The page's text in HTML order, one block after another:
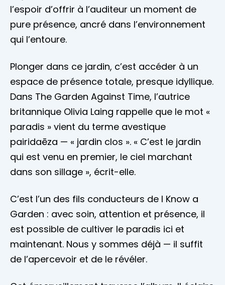
l’espoir d’offrir à l’auditeur un moment de
pure présence, ancré dans l’environnement
qui l’entoure.
Plonger dans ce jardin, c’est accéder à un
espace de présence totale, presque idyllique.
Dans The Garden Against Time, l’autrice
britannique Olivia Laing rappelle que le mot «
paradis » vient du terme avestique
pairidaēza — « jardin clos ». « C’est le jardin
qui est venu en premier, le ciel marchant
dans son sillage », écrit-elle.
C’est l’un des fils conducteurs de I Know a
Garden : avec soin, attention et présence, il
est possible de cultiver le paradis ici et
maintenant. Nous y sommes déjà — il suffit
de l’apercevoir et de le révéler.